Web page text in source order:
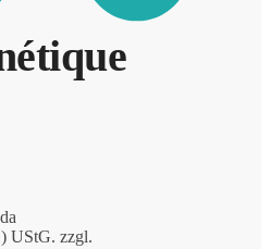
UStG. zzgl.